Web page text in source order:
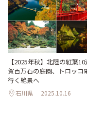
【2025年秋】北陸の紅葉
賀百万石の庭園、トロッコ
行く絶景へ
石川県 2025.10.16